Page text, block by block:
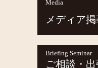
Media
メディア
Briefing Seminar
ご相談・